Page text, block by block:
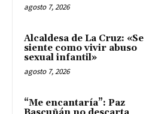
agosto 7, 2026
Alcaldesa de La Cruz: «Se
siente como vivir abuso
sexual infantil»
agosto 7, 2026
“Me encantaría”: Paz